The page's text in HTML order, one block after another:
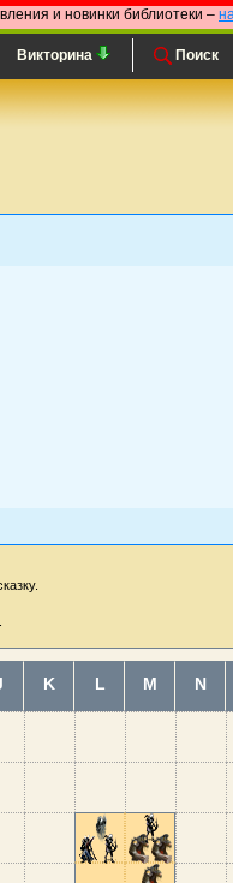
и новинки библиотеки –
Викторина Поиск
K L M N